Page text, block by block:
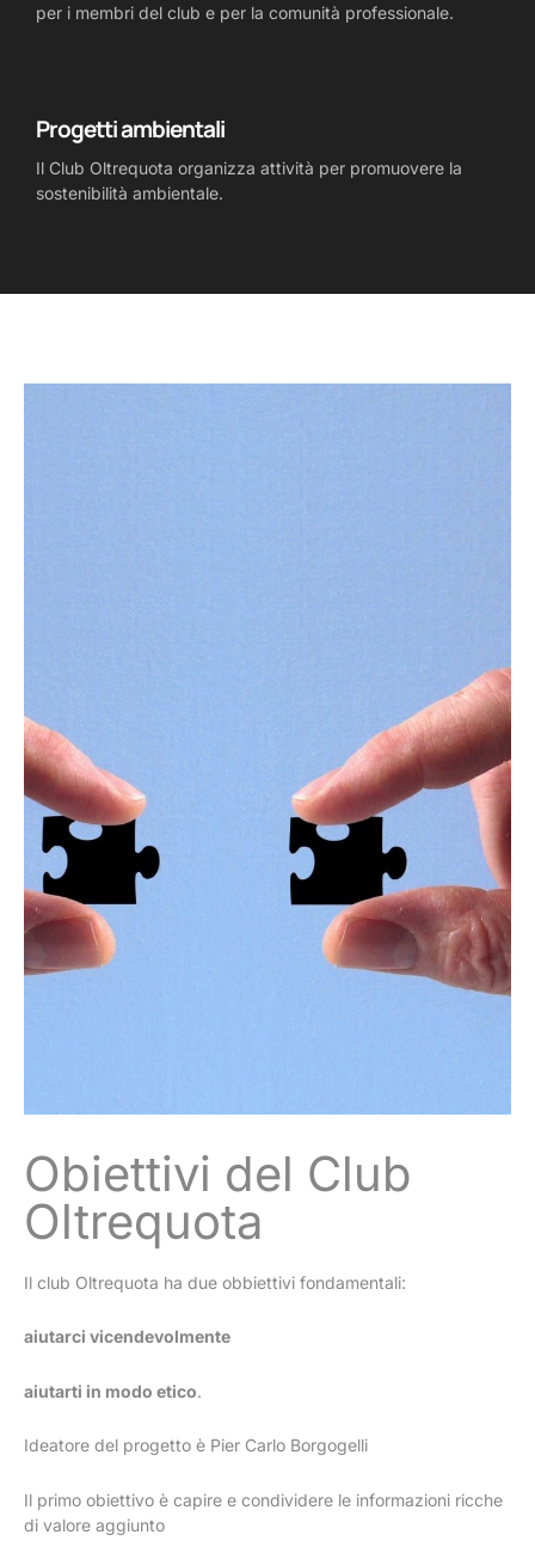
per i membri del club e per la comunità professionale.
Progetti ambientali
Il Club Oltrequota organizza attività per promuovere la
sostenibilità ambientale.
Obiettivi del Club
Oltrequota
Il club Oltrequota ha due obbiettivi fondamentali:
aiutarci vicendevolmente
aiutarti in modo etico.
Ideatore del progetto è Pier Carlo Borgogelli
Il primo obiettivo è capire e condividere le informazioni ricche
di valore aggiunto